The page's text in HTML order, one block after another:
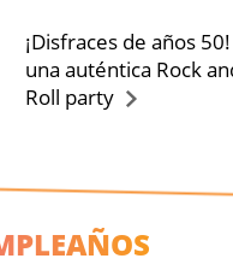
¡Disfraces de años
una auténtica Rock
Roll party